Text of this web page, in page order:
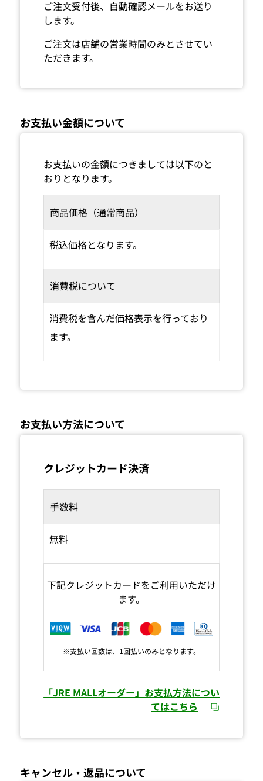
ご注文受付後、自動確認メールをお送り
します。
ご注文は店舗の営業時間のみとさせてい
ただきます。
お支払い金額について
お支払いの金額につきましては以下のと
おりとなります。
商品価格（通常商品）
税込価格となります。
消費税について
消費税を含んだ価格表示を行っており
ます。
お支払い方法について
クレジットカード決済
手数料
無料
下記クレジットカードをご利用いただけ
ます。
※支払い回数は、1回払いのみとなります。
「JRE MALLオーダー」お支払方法につい
てはこちら
キャンセル・返品について